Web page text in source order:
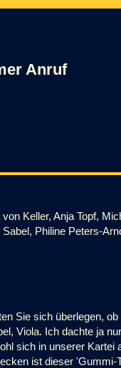
Anruf
Keller, Anja Topf,
Philine Peters-
Sie sich überlegen,
Viola. Ich dachte ja
sich in unserer Kartei
ist dieser